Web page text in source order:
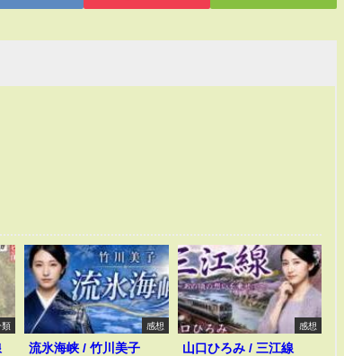
類 感想
流氷海峡 / 竹川美子
感想
山口ひろみ / 三江線